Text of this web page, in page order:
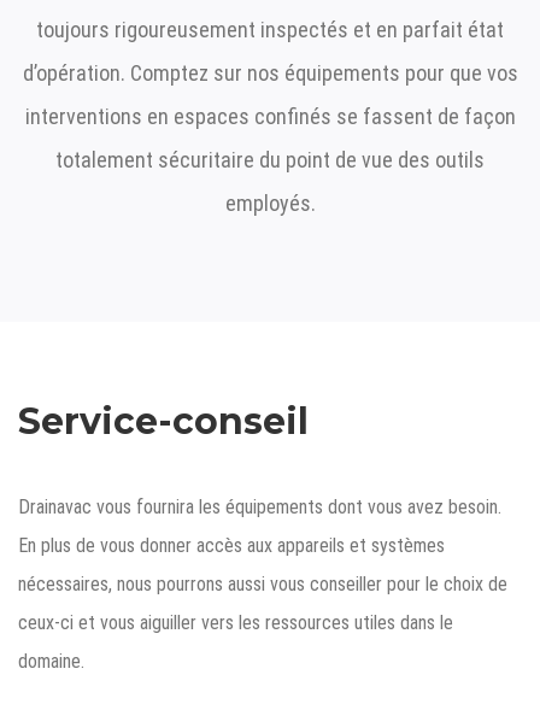
toujours rigoureusement inspectés et en parfait état
d’opération. Comptez sur nos équipements pour que vos
interventions en espaces confinés se fassent de façon
totalement sécuritaire du point de vue des outils
employés.
Service-conseil
Drainavac vous fournira les équipements dont vous avez besoin.
En plus de vous donner accès aux appareils et systèmes
nécessaires, nous pourrons aussi vous conseiller pour le choix de
ceux-ci et vous aiguiller vers les ressources utiles dans le
domaine.